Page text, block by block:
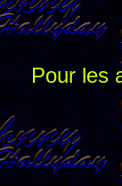
Pour les